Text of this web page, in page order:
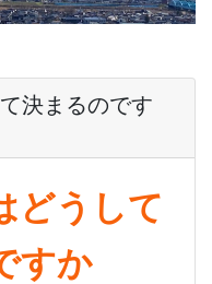
決まるのです
どうして
すか